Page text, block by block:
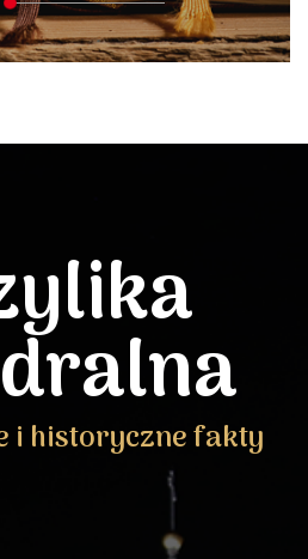
i historyczne fakty